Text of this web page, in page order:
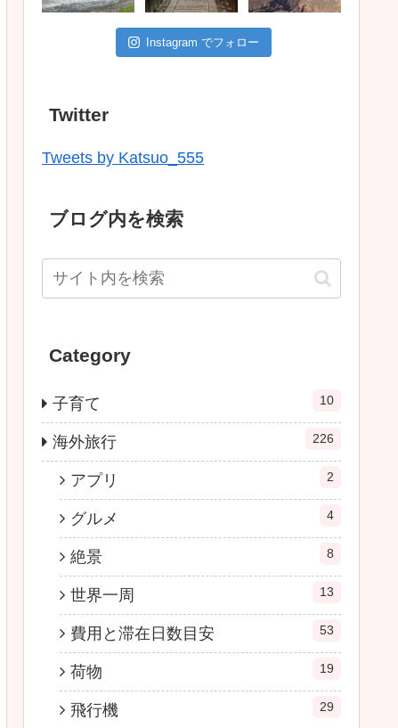
Instagram でフォロー
Twitter
Tweets by Katsuo_555
ブログ内を検索
Category
子育て 10
海外旅行 226
アプリ 2
グルメ 4
絶景 8
世界一周 13
費用と滞在日数目安 53
荷物 19
飛行機 29